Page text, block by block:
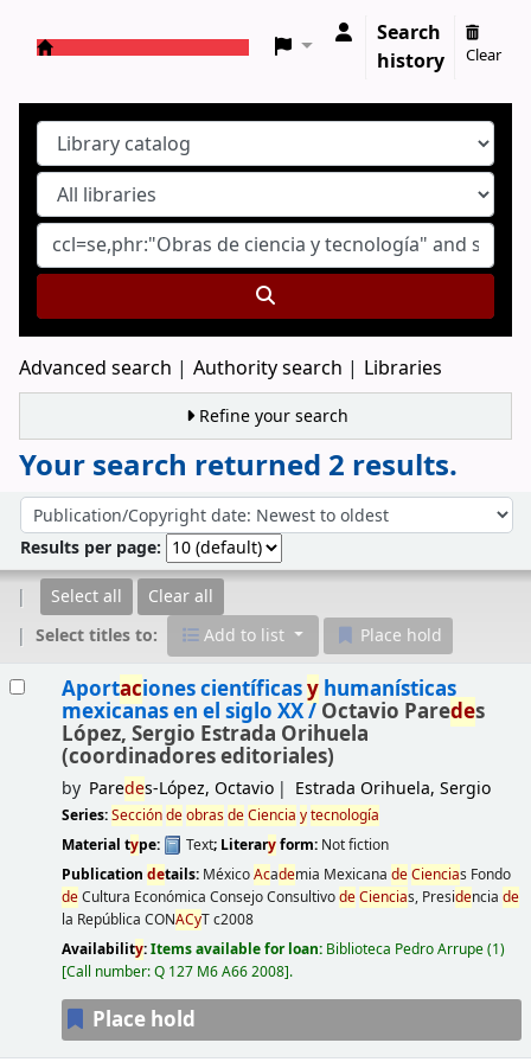
Search
history
Clear
Advanced search Authority search Libraries
Refine your search
Your search returned 2 results.
Sort by:
Results per page:
Select all
Clear all
Select titles to:
Add to list Place hold
Aportaciones científicasyhumanísticas
mexicanas en el siglo XX /Octavio Paredes
López, Sergio Estrada Orihuela
(coordinadores editoriales)
by Paredes-López, Octavio Estrada Orihuela, Sergio
Series:SeccióndeobrasdeCiencia ytecnología
Material type: Text; Literaryform: Not fiction
Publication details: MéxicoAcademia Mexicana deCiencias Fondo
deCultura Económica Consejo ConsultivodeCiencias, Presidencia de
la República CONACyTc2008
Availability:Items available for loan: Biblioteca Pedro Arrupe(1)
Call number:Q 127 M6 A66 2008 .
Place hold